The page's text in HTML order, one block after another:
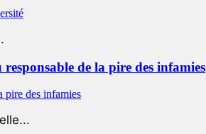
de la pire des infamies